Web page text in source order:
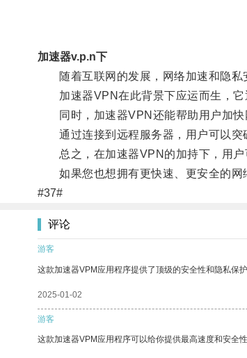
加速器v.p.n下
随着互联网的发展，网络加速和隐私
加速器VPN在此背景下应运而生，它
同时，加速器VPN还能帮助用户加快
通过连接到远程服务器，用户可以突
总之，在加速器VPN的加持下，用户
如果您也想拥有更快速、更安全的网
#37#
评论
游客
这款加速器VPM应用程序提供了顶级的安全性和隐私保护
2025-01-02
游客
这款加速器VPM应用程序可以给你提供最高速度和安全